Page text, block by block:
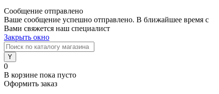
Сообщение отправлено
Ваше сообщение успешно отправлено. В ближайшее время с
Вами свяжется наш специалист
Закрыть окно
0
В корзине пока пусто
Оформить заказ